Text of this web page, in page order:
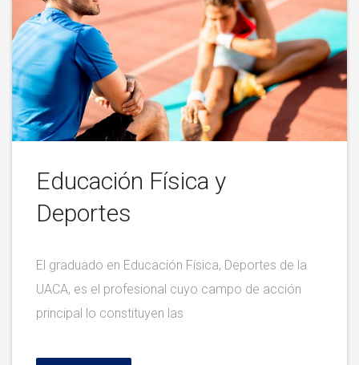
Educación Física y
Deportes
El graduado en Educación Física, Deportes de la
UACA, es el profesional cuyo campo de acción
principal lo constituyen las